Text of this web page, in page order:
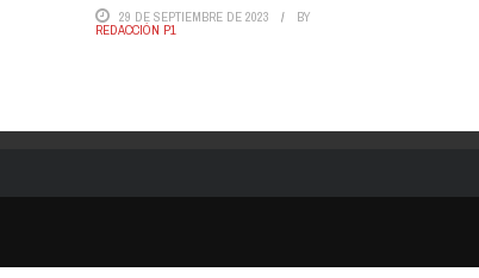
29 DE SEPTIEMBRE DE 2023 BY
REDACCIÓN P1